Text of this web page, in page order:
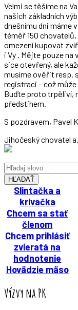
Velmi se těšíme na
našich základních
dnešnímu dni máme
téměř 150
omezení kupovat
i Vy . Mějte pouze na
sice otevřený, ale
musíme ověřit resp.
registraci – což
Buďte proto trpěliví,
předstihem.
S pozdravem, Pavel
Jihočeský chovatel
HĽADAŤ
Slintačka a
krívačka
Chcem sa stať
členom
Chcem prihlásiť
zvieratá na
hodnotenie
Hovädzie mäso
Výzvy na PK